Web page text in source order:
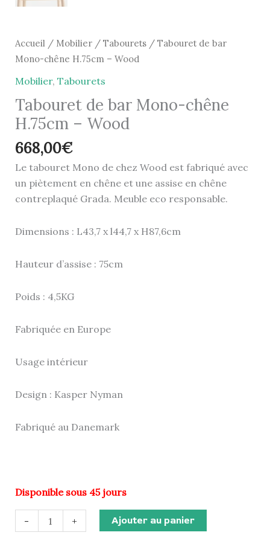
Accueil/ Mobilier/ Tabourets/ Tabouret de bar
Mono-chêne H.75cm – Wood
Mobilier, Tabourets
Tabouret de bar Mono-chêne
H.75cm – Wood
668,00€
Le tabouret Mono de chez Wood est fabriqué avec
un piètement en chêne et une assise en chêne
contreplaqué Grada. Meuble eco responsable.
Dimensions : L43,7 x l44,7 x H87,6cm
Hauteur d’assise : 75cm
Poids : 4,5KG
Fabriquée en Europe
Usage intérieur
Design : Kasper Nyman
Fabriqué au Danemark
Disponible sous 45 jours
- + Ajouter au panier